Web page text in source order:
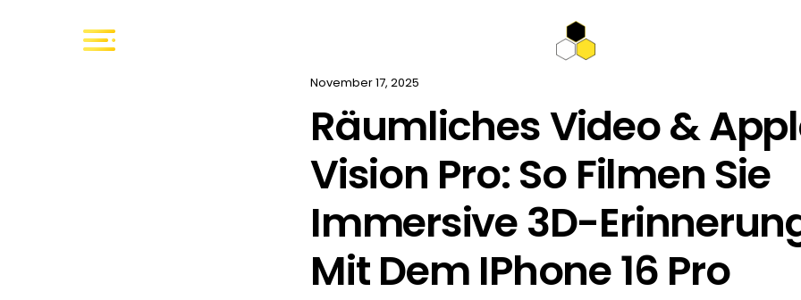
November 17, 2025
Räumliches Video &
Vision Pro: So Filmen Sie
Immersive 3D-
Mit Dem IPhone 16 Pro